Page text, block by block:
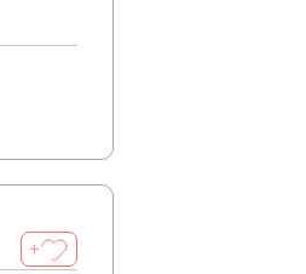
＋